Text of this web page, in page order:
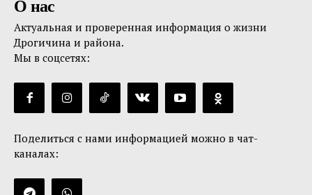
О нас
Актуальная и проверенная информация о жизни
Дрогичина и района.
Мы в соцсетях:
Поделиться с нами информацией можно в чат-
каналах: